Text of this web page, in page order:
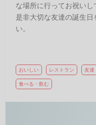
な場所に行ってお祝いし
是非大切な友達の誕生
い。
おいしい レストラン 友達
食べる・飲む